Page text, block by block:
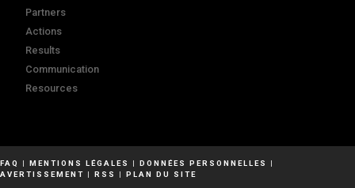
Partners
Actions
Results
Communication
Resources
FAQ | MENTIONS LÉGALES | DONNÉES PERSONNELLES
|
AVERTISSEMENT | RSS | PLAN DU SITE